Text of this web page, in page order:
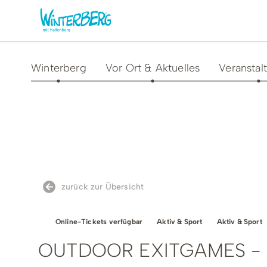
Freizeithighlights
Familienzeit & Kinderlachen
Gruppenerlebnisse &
Winterberg Vor Ort & Aktuelles
zurück zur Übersicht
Online-Tickets verfügbar Aktiv & Sport Aktiv & Sport
OUTDOOR EXITGAMES